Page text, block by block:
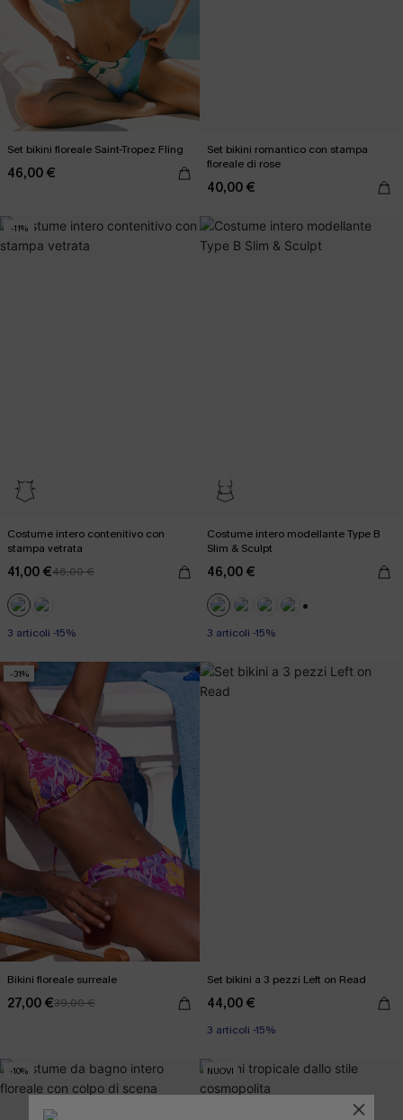
Set bikini floreale Saint-Tropez Fling
46,00 €
Set bikini romantico con stampa
floreale di rose
40,00 €
-11%
Costume intero contenitivo con
stampa vetrata
41,00 €46,00 €
3 articoli -15%
Costume intero modellante Type B
Slim & Sculpt
46,00 €
3 articoli -15%
-31%
Bikini floreale surreale
27,00 €39,00 €
Set bikini a 3 pezzi Left on Read
44,00 €
3 articoli -15%
-10% NUOVI